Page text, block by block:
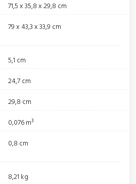
71,5 x 35,8 x 29,8 cm
79 x 43,3 x 33,9 cm
5,1 cm
24,7 cm
29,8 cm
0,076 m³
0,8 cm
8,21 kg